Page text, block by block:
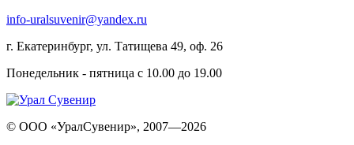
info-uralsuvenir@yandex.ru
г. Екатеринбург, ул. Татищева 49, оф. 26
Понедельник - пятница с 10.00 до 19.00
© ООО «УралСувенир», 2007—2026